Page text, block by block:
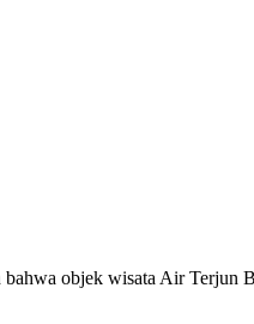
objek wisata Air Terjun